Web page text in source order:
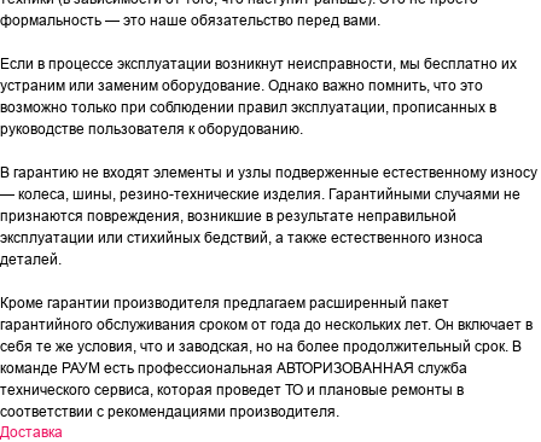
формальность — это наше обязательство перед вами.
Если в процессе эксплуатации возникнут неисправности, мы бесплатно их
устраним или заменим оборудование. Однако важно помнить, что это
возможно только при соблюдении правил эксплуатации, прописанных в
руководстве пользователя к оборудованию.
В гарантию не входят элементы и узлы подверженные естественному износу
— колеса, шины, резино-технические изделия. Гарантийными случаями не
признаются повреждения, возникшие в результате неправильной
эксплуатации или стихийных бедствий, а также естественного износа
деталей.
Кроме гарантии производителя предлагаем расширенный пакет
гарантийного обслуживания сроком от года до нескольких лет. Он включает в
себя те же условия, что и заводская, но на более продолжительный срок. В
команде РАУМ есть профессиональная АВТОРИЗОВАННАЯ служба
технического сервиса, которая проведет ТО и плановые ремонты в
соответствии с рекомендациями производителя.
Доставка